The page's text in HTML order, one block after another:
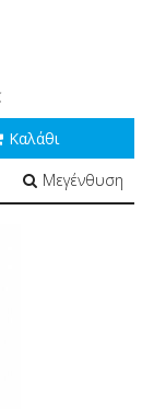
Καλάθι
Μεγένθυση